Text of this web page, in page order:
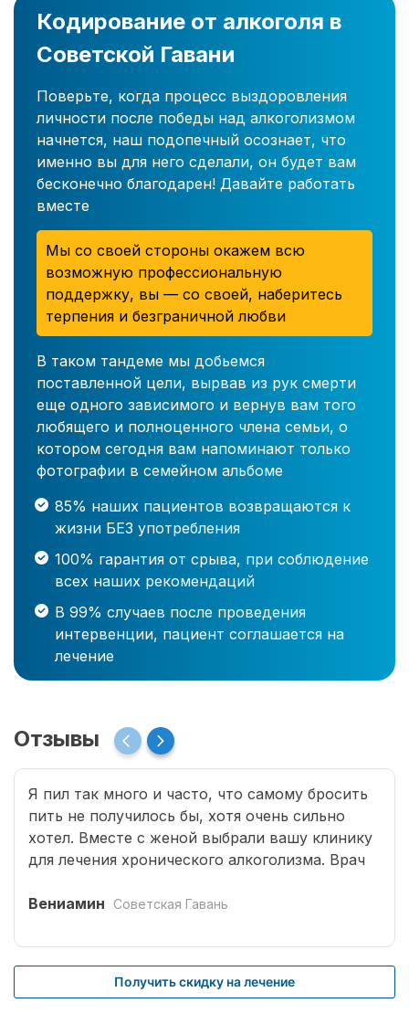
Кодирование от алкоголя в
Советской Гавани
Поверьте, когда процесс выздоровления
личности после победы над алкоголизмом
начнется, наш подопечный осознает, что
именно вы для него сделали, он будет вам
бесконечно благодарен! Давайте работать
вместе
Мы со своей стороны окажем всю
возможную профессиональную
поддержку, вы — со своей, наберитесь
терпения и безграничной любви
В таком тандеме мы добьемся
поставленной цели, вырвав из рук смерти
еще одного зависимого и вернув вам того
любящего и полноценного члена семьи, о
котором сегодня вам напоминают только
фотографии в семейном альбоме
85% наших пациентов возвращаются к
жизни БЕЗ употребления
100% гарантия от срыва, при соблюдение
всех наших рекомендаций
В 99% случаев после проведения
интервенции, пациент соглашается на
лечение
Отзывы
Я пил так много и часто, что самому бросить
пить не получилось бы, хотя очень сильно
хотел. Вместе с женой выбрали вашу клинику
для лечения хронического алкоголизма. Врач
сроком на три года. Вшивание препаратов
лечение. Врачом наркологом было подобрано
несколько начальных эффективных методик
для меня. Я завязал с приемом спиртных
Вениамин Советская Гавань
Получить скидку на лечение